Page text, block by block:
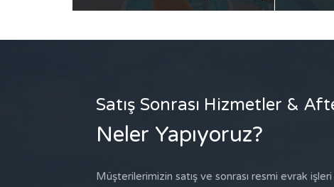
Satış Sonrası Hizmetler &
Neler Yapıyoruz?
Müşterilerimizin satış ve sonrası resmi evrak